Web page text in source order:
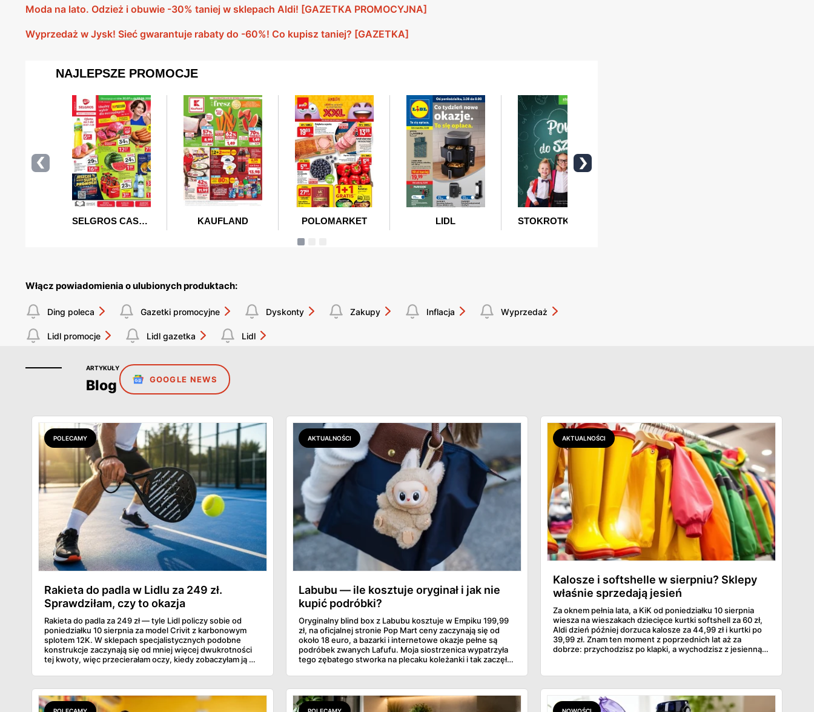
Moda na lato. Odzież i obuwie -30% taniej w sklepach Aldi! [GAZETKA PROMOCYJNA]
Wyprzedaż w Jysk! Sieć gwarantuje rabaty do -60%! Co kupisz taniej? [GAZETKA]
Włącz powiadomienia o ulubionych produktach:
Ding poleca Gazetki promocyjne Dyskonty Zakupy Inflacja Wyprzedaż
Lidl promocje Lidl gazetka Lidl
ARTYKUŁY
Blog GOOGLE NEWS
POLECAMY
Rakieta do padla w Lidlu za 249 zł.
Sprawdziłam, czy to okazja
Rakieta do padla za 249 zł — tyle Lidl policzy sobie od
poniedziałku 10 sierpnia za model Crivit z karbonowym
splotem 12K. W sklepach specjalistycznych podobne
konstrukcje zaczynają się od mniej więcej dwukrotności
tej kwoty, więc przecierałam oczy, kiedy zobaczyłam ją w
najszybciej rosnący sport w Polsce: kortów przybywa
lawinowo, a chętnych jeszcze szybciej. Sprawdziłam, co
dokładnie dostajemy za te pieniądze i komu taka rakieta
faktycznie wystarczy.
AKTUALNOŚCI
Labubu — ile kosztuje oryginał i jak nie
kupić podróbki?
Oryginalny blind box z Labubu kosztuje w Empiku 199,99
zł, na oficjalnej stronie Pop Mart ceny zaczynają się od
około 18 euro, a bazarki i internetowe okazje pełne są
podróbek zwanych Lafufu. Moja siostrzenica wypatrzyła
tego zębatego stworka na plecaku koleżanki i tak zaczęło
kosztuje i po czym poznać, że sprzedawca nie wciska nam
podróbki. Spisałam wszystko, czego się dowiedziałam —
łącznie z jedną wpadką, o której za chwilę.
AKTUALNOŚCI
Kalosze i softshelle w sierpniu? Sklepy
właśnie sprzedają jesień
Za oknem pełnia lata, a KiK od poniedziałku 10 sierpnia
wiesza na wieszakach dziecięce kurtki softshell za 60 zł,
Aldi dzień później dorzuca kalosze za 44,99 zł i kurtki po
39,99 zł. Znam ten moment z poprzednich lat aż za
dobrze: przychodzisz po klapki, a wychodzisz z jesienną
sens kupować jesień, zanim skończą się wakacje.